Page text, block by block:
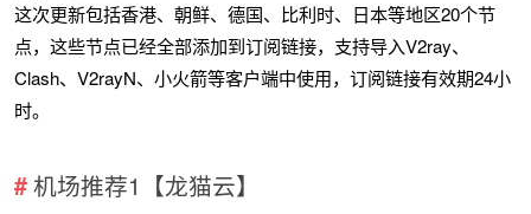
这次更新包括香港、朝鲜、德国、比利时、日本等地区20个节
点，这些节点已经全部添加到订阅链接，支持导入V2ray、
Clash、V2rayN、小火箭等客户端中使用，订阅链接有效期24小
时。
机场推荐1【龙猫云】